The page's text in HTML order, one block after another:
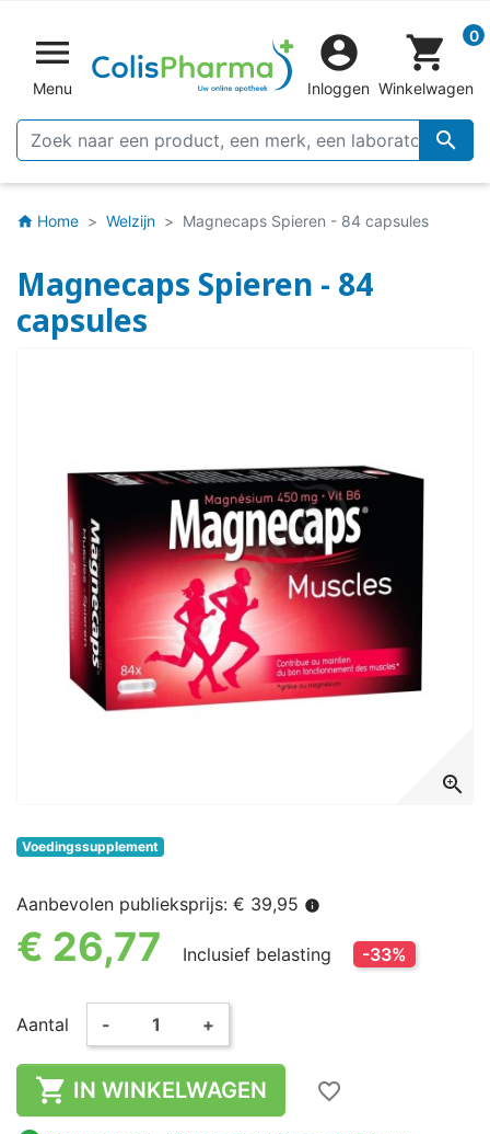

Menu


Inloggen
shopping_cart 0
Winkelwagen
home Home Welzijn Magnecaps Spieren - 84 capsules
Magnecaps Spieren - 84
capsules
zoom_in
Voedingssupplement
Aanbevolen publieksprijs: € 39,95 info
€ 26,77 Inclusief belasting -33%
Aantal - +
 IN WINKELWAGEN
favorite_border